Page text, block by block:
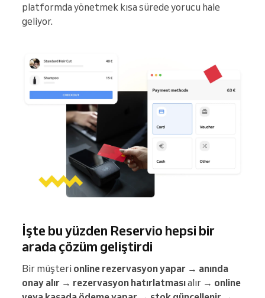
platformda yönetmek kısa sürede yorucu hale
geliyor.
İşte bu yüzden Reservio hepsi bir
arada çözüm geliştirdi
Bir müşteri online rezervasyon yapar → anında
onay alır → rezervasyon hatırlatmasıalır → online